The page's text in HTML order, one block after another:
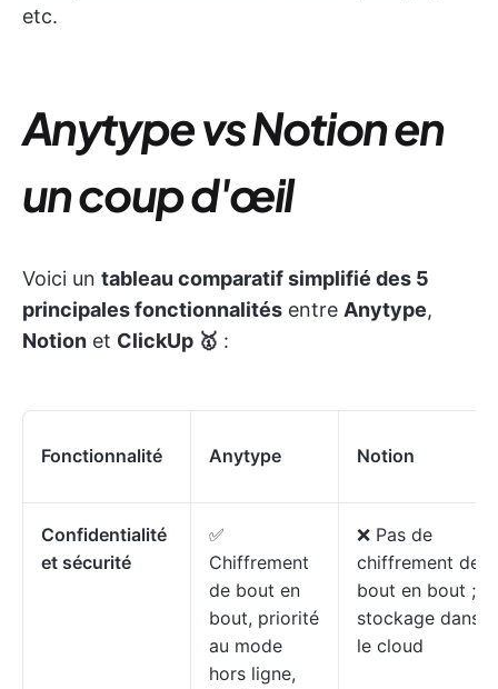
etc.
Anytype vs Notion en
un coup d'œil
Voici un tableau comparatif simplifié des 5
principales fonctionnalités entre Anytype,
Notion et ClickUp 🥇 :
Fonctionnalité Anytype Notion
Confidentialité
et sécurité
✅
Chiffrement
de bout en
bout, priorité
au mode
hors ligne,
❌ Pas de
chiffrement de
bout en bout ;
stockage dans
le cloud